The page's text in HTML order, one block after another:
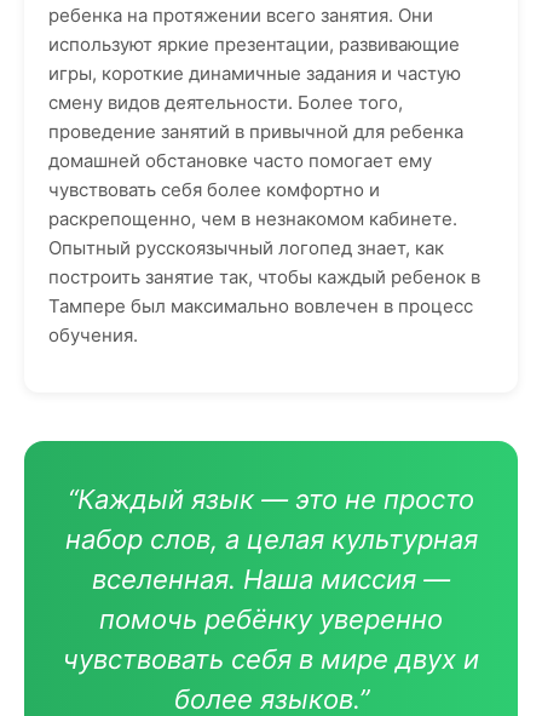
ребенка на протяжении всего занятия. Они
используют яркие презентации, развивающие
игры, короткие динамичные задания и частую
смену видов деятельности. Более того,
проведение занятий в привычной для ребенка
домашней обстановке часто помогает ему
чувствовать себя более комфортно и
раскрепощенно, чем в незнакомом кабинете.
Опытный русскоязычный логопед знает, как
построить занятие так, чтобы каждый ребенок в
Тампере был максимально вовлечен в процесс
обучения.
“Каждый язык — это не просто
набор слов, а целая культурная
вселенная. Наша миссия —
помочь ребёнку уверенно
чувствовать себя в мире двух и
более языков.”